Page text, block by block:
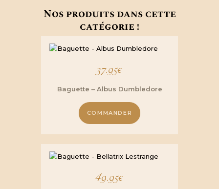
ACTUALITÉS
BLOG
PANIER
Nos produits dans cette
catégorie !
37.95€
Baguette – Albus Dumbledore
COMMANDER
49.95€